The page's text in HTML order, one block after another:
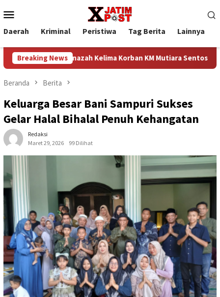
ke
kontenMobile
Daerah Kriminal Peristiwa Tag Berita Lainnya
Breaking News
Jenazah Kelima Korban KM Mutiara Sentosa II
Beranda Berita
Keluarga Besar Bani Sampuri Sukses
Gelar Halal Bihalal Penuh Kehangatan
Redaksi
Maret 29, 2026
99 Dilihat